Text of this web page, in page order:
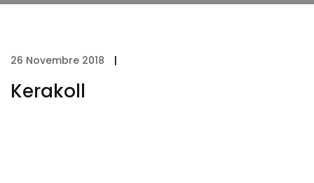
26 Novembre 2018 |
Kerakoll